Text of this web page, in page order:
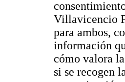
Villavicencio
para ambos,
información
cómo valora
si se recogen